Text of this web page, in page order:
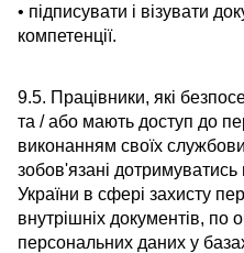
• підписувати і візувати
компетенції.
9.5. Працівники, які
та / або мають доступ до
виконанням своїх
зобов'язані
України в сфері захисту
внутрішніх документів, по
персональних даних у